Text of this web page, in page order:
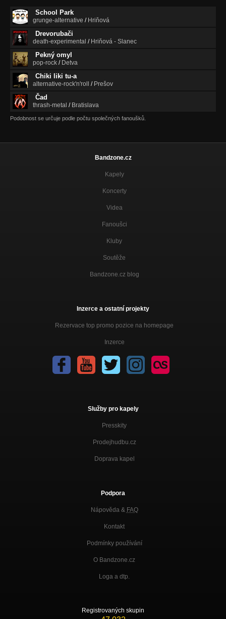
School Park
grunge-alternative / Hriňová
Drevorubači
death-experimental / Hriňová - Slanec
Pekný omyl
pop-rock / Detva
Chiki liki tu-a
alternative-rock'n'roll / Prešov
Čad
thrash-metal / Bratislava
Podobnost se určuje podle počtu společných fanoušků.
Bandzone.cz
Kapely
Koncerty
Videa
Fanoušci
Kluby
Soutěže
Bandzone.cz blog
Inzerce a ostatní projekty
Rezervace top promo pozice na homepage
Inzerce
Služby pro kapely
Presskity
Prodejhudbu.cz
Doprava kapel
Podpora
Nápověda & FAQ
Kontakt
Podmínky používání
O Bandzone.cz
Loga a dtp.
Registrovaných skupin